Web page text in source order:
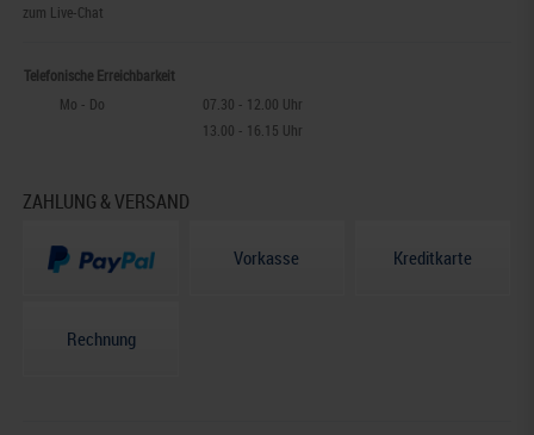
zum Live-Chat
Telefonische Erreichbarkeit
Mo - Do
07.30 - 12.00 Uhr
13.00 - 16.15 Uhr
ZAHLUNG & VERSAND
Vorkasse Kreditkarte
Rechnung